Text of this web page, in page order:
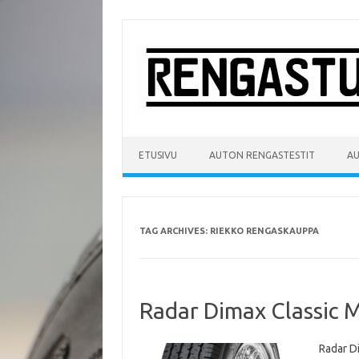
content
ETUSIVU AUTON RENGASTESTIT
TAG ARCHIVES: RIEKKO RENGASKAUPPA
Radar Dimax Classic
Radar